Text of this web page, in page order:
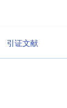
引证文献